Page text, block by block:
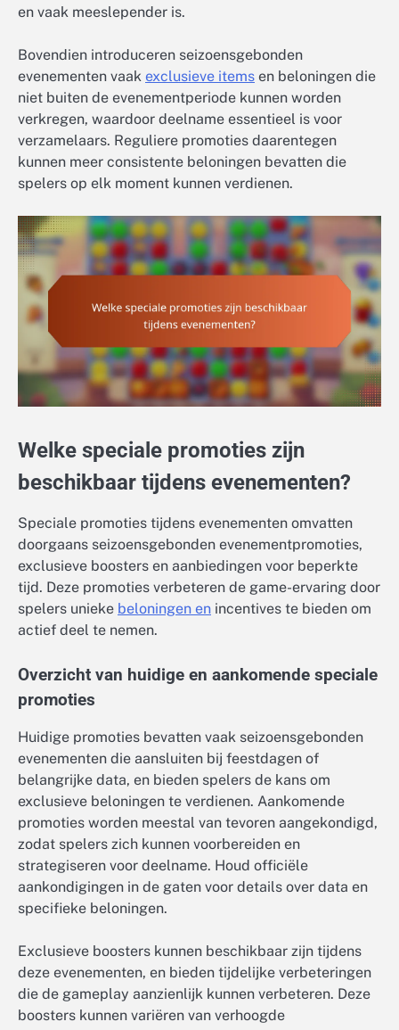
en vaak meeslepender is.
Bovendien introduceren seizoensgebonden
evenementen vaak exclusieve items en beloningen die
niet buiten de evenementperiode kunnen worden
verkregen, waardoor deelname essentieel is voor
verzamelaars. Reguliere promoties daarentegen
kunnen meer consistente beloningen bevatten die
spelers op elk moment kunnen verdienen.
Welke speciale promoties zijn
beschikbaar tijdens evenementen?
Speciale promoties tijdens evenementen omvatten
doorgaans seizoensgebonden evenementpromoties,
exclusieve boosters en aanbiedingen voor beperkte
tijd. Deze promoties verbeteren de game-ervaring door
spelers unieke beloningen en incentives te bieden om
actief deel te nemen.
Overzicht van huidige en aankomende speciale
promoties
Huidige promoties bevatten vaak seizoensgebonden
evenementen die aansluiten bij feestdagen of
belangrijke data, en bieden spelers de kans om
exclusieve beloningen te verdienen. Aankomende
promoties worden meestal van tevoren aangekondigd,
zodat spelers zich kunnen voorbereiden en
strategiseren voor deelname. Houd officiële
aankondigingen in de gaten voor details over data en
specifieke beloningen.
Exclusieve boosters kunnen beschikbaar zijn tijdens
deze evenementen, en bieden tijdelijke verbeteringen
die de gameplay aanzienlijk kunnen verbeteren. Deze
boosters kunnen variëren van verhoogde